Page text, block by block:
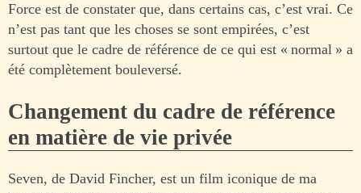
Force est de constater que, dans certains cas, c’est vrai. Ce
n’est pas tant que les choses se sont empirées, c’est
surtout que le cadre de référence de ce qui est « normal » a
été complètement bouleversé.
Changement du cadre de référence
en matière de vie privée
Seven, de David Fincher, est un film iconique de ma